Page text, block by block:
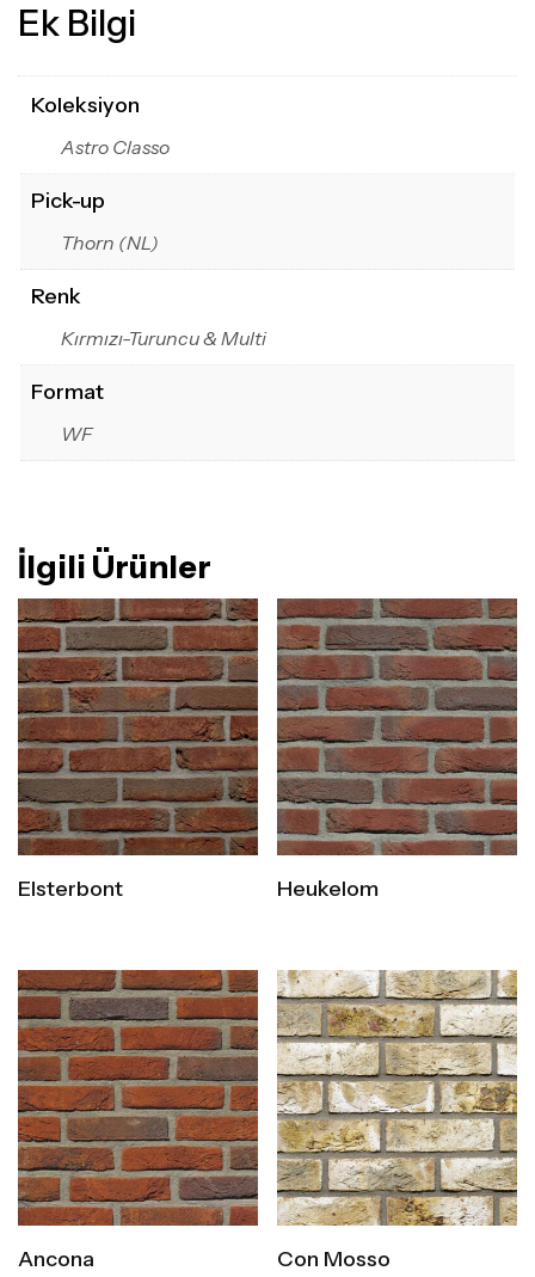
Ek Bilgi
Koleksiyon
Astro Classo
Pick-up
Thorn (NL)
Renk
Kırmızı-Turuncu & Multi
Format
WF
İlgili Ürünler
Elsterbont Heukelom
Ancona Con Mosso